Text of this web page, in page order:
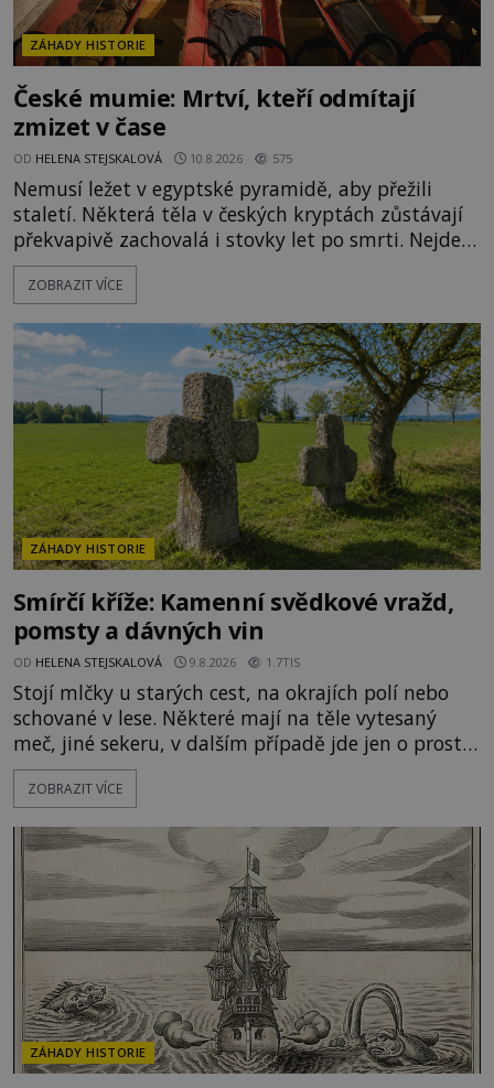
ZÁHADY HISTORIE
České mumie: Mrtví, kteří odmítají
zmizet v čase
OD HELENA STEJSKALOVÁ 10.8.2026 575
Nemusí ležet v egyptské pyramidě, aby přežili
staletí. Některá těla v českých kryptách zůstávají
překvapivě zachovalá i stovky let po smrti. Nejde
přitom o žádné tajemné balzamování ani o černou
magii. O jejich osud se stará především příroda, a
Jenže jakmile se v temné kryptě objeví seschlé
lidské tělo, začne pracovat fantazie. A české mum
ZOBRAZIT VÍCE
ZÁHADY HISTORIE
Smírčí kříže: Kamenní svědkové vražd,
pomsty a dávných vin
OD HELENA STEJSKALOVÁ 9.8.2026 1.7TIS
Stojí mlčky u starých cest, na okrajích polí nebo
schované v lese. Některé mají na těle vytesaný
meč, jiné sekeru, v dalším případě jde jen o prostý
kříž. Na první pohled vypadají jako zapomenuté
náboženské památky. Jenže některé z nich mají
zločiny, pokáním a dávným právem, kdy se vrah a
rodina jeho oběti mohli dohodnout na usmíření.
Jenže po s
ZOBRAZIT VÍCE
ZÁHADY HISTORIE